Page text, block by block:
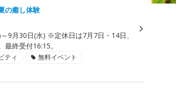
の癒し体験
9月30日(水) ※定休日は7月7日・14日、
終受付16:15。
ティ 無料イベント